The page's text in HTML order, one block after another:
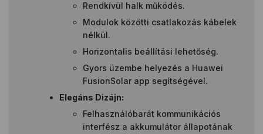
Rendkívül halk működés.
Modulok közötti csatlakozás kábelek
nélkül.
Horizontalis beállítási lehetőség.
Gyors üzembe helyezés a Huawei
FusionSolar app segítségével.
Elegáns Dizájn:
Felhasználóbarát kommunikációs
interfész a akkumulátor állapotának